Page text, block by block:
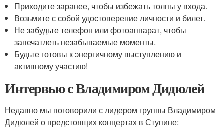
Приходите заранее, чтобы избежать толпы у входа.
Возьмите с собой удостоверение личности и билет.
Не забудьте телефон или фотоаппарат, чтобы
запечатлеть незабываемые моменты.
Будьте готовы к энергичному выступлению и
активному участию!
Интервью с Владимиром Дидюлей
Недавно мы поговорили с лидером группы Владимиром
Дидюлей о предстоящих концертах в Ступине: